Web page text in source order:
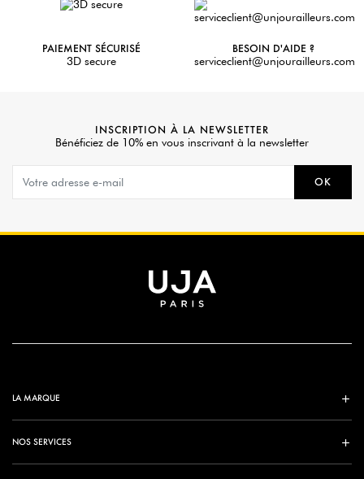
PAIEMENT SÉCURISÉ
3D secure
BESOIN D'AIDE ?
serviceclient@unjourailleurs.com
INSCRIPTION À LA NEWSLETTER
Bénéficiez de 10% en vous inscrivant à la newsletter
OK
LA MARQUE
NOS SERVICES